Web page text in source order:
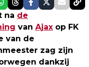
na de
van Ajax op FK
van de
zag zijn
dankzij